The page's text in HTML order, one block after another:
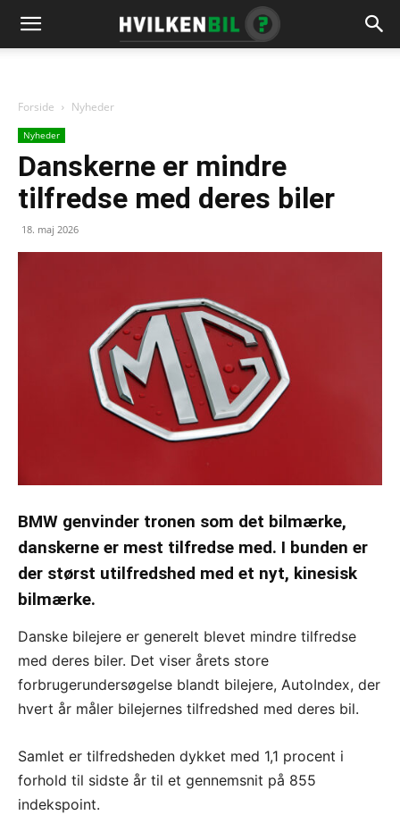
Forside Nyheder
Nyheder
Danskerne er mindre
tilfredse med deres biler
18. maj 2026
BMW genvinder tronen som det bilmærke,
danskerne er mest tilfredse med. I bunden er
der størst utilfredshed med et nyt, kinesisk
bilmærke.
Danske bilejere er generelt blevet mindre tilfredse
med deres biler. Det viser årets store
forbrugerundersøgelse blandt bilejere, AutoIndex, der
hvert år måler bilejernes tilfredshed med deres bil.
Samlet er tilfredsheden dykket med 1,1 procent i
forhold til sidste år til et gennemsnit på 855
indekspoint.